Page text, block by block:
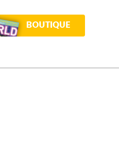
BOUTIQUE